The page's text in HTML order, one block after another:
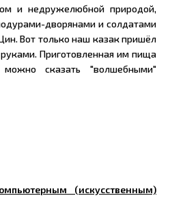
и недружелюбной природой,
дворянами и солдатами
Вот только наш казак пришёл
Приготовленная им пища
можно сказать "волшебными"
(искусственным)